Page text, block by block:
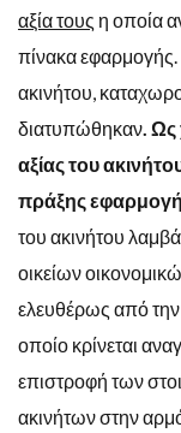
αξία τους η οποία
πίνακα εφαρμογής.
ακινήτου,
διατυπώθηκαν. Ως
αξίας του
πράξης
του ακινήτου
οικείων
ελευθέρως από την
οποίο κρίνεται
επιστροφή των
ακινήτων στην